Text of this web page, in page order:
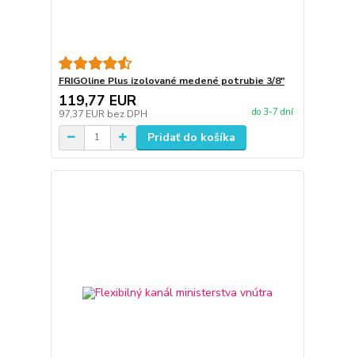
FRIGOline Plus izolované medené potrubie 3/8"
119,77 EUR
97,37 EUR bez DPH do 3-7 dní
Pridať do košíka